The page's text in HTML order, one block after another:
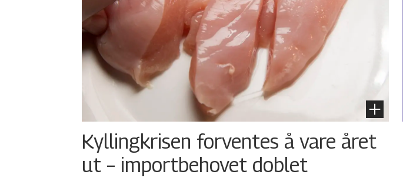
Kyllingkrisen forventes å vare året
ut – importbehovet doblet